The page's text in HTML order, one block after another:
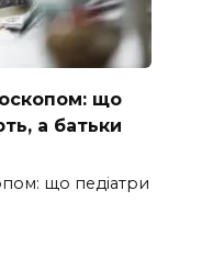
що
а батьки
що педіатри